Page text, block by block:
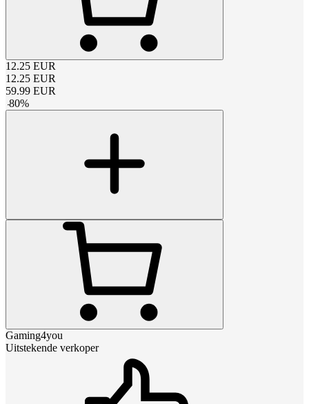
12.25 EUR
12.25 EUR
59.99 EUR
-80%
Gaming4you
Uitstekende verkoper